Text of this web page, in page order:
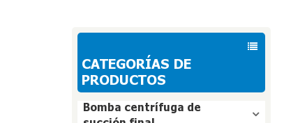
CATEGORÍAS DE
PRODUCTOS
Bomba centrífuga de